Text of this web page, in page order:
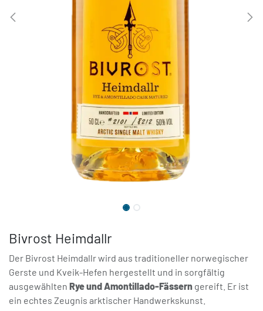
Bivrost Heimdallr
Der Bivrost Heimdallr wird aus traditioneller norwegischer
Gerste und Kveik-Hefen hergestellt und in sorgfältig
ausgewählten Rye und Amontillado-Fässern gereift. Er ist
ein echtes Zeugnis arktischer Handwerkskunst.